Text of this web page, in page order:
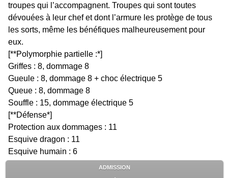
troupes qui l’accompagnent. Troupes qui sont toutes
dévouées à leur chef et dont l’armure les protège de tous
les sorts, même les bénéfiques malheureusement pour
eux.
[**Polymorphie partielle :*]
Griffes : 8, dommage 8
Gueule : 8, dommage 8 + choc électrique 5
Queue : 8, dommage 8
Souffle : 15, dommage électrique 5
[**Défense*]
Protection aux dommages : 11
Esquive dragon : 11
Esquive humain : 6
ADMISSION